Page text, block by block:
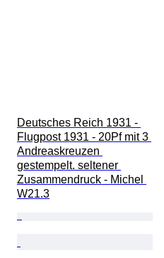
Deutsches Reich 1931 -
Flugpost 1931 - 20Pf mit 3
Andreaskreuzen
gestempelt. seltener
Zusammendruck - Michel
W21.3